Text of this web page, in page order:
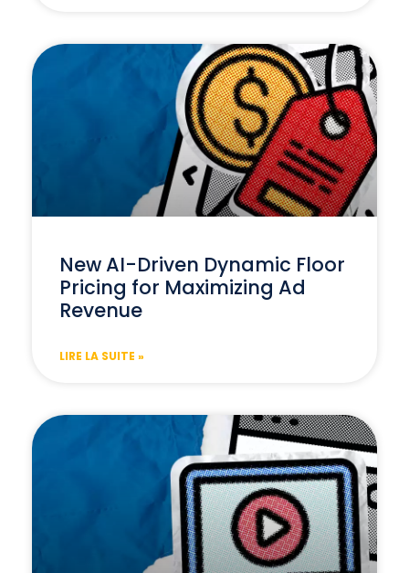
New AI-Driven Dynamic Floor
Pricing for Maximizing Ad
Revenue
LIRE LA SUITE »